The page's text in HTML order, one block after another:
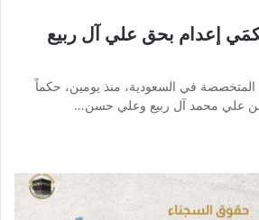
إعدام بحق علي آل ربيع
المتخصصة في السعودية، منذ يومين، حكماً
من علي محمد آل ربيع وعلي حسن…